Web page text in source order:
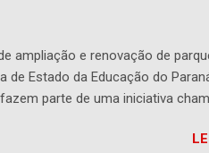
ampliação e renovação de
Estado da Educação do
parte de uma iniciativa
além de 4GB de memória